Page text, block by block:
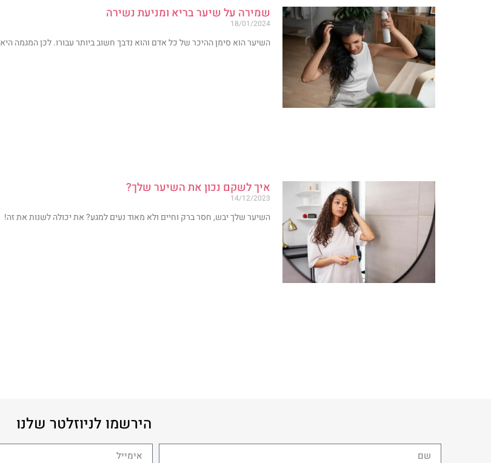
שמירה על שיער בריא ומניעת נשירה
18/01/2024
השיער הוא סימן ההיכר של כל אדם והוא נדבך חשוב ביותר עבורו. לכן המגמה היא
איך לשקם נכון את השיער שלך?
14/12/2023
השיער שלך יבש, חסר ברק וחיים ולא מאוד נעים למגע? את יכולה לשנות את זה!
הירשמו לניוזלטר שלנו